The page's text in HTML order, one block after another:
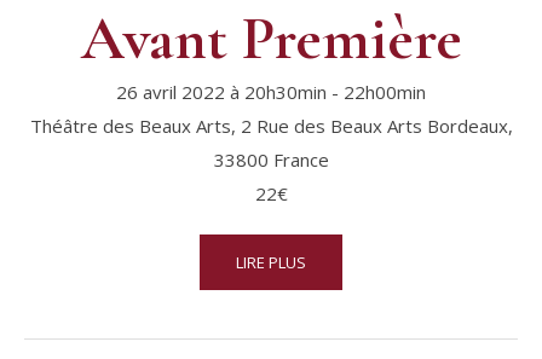
Avant Première
26 avril 2022 à 20h30min - 22h00min
Théâtre des Beaux Arts, 2 Rue des Beaux Arts Bordeaux,
33800 France
22€
LIRE PLUS